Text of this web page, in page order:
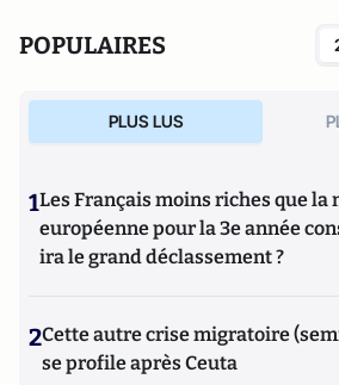
POPULAIRES
PLUS LUS
1Les Français moins riches que la
européenne pour la 3e année
ira le grand déclassement ?
2Cette autre crise migratoire
se profile après Ceuta